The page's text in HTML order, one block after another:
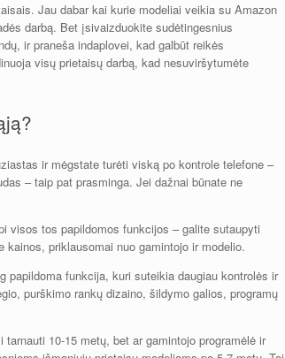
Jau dabar kai kurie modeliai veikia su Amazon
darbą. Bet įsivaizduokite sudėtingesnius
ir praneša indaplovei, kad galbūt reikės
visų prietaisų darbą, kad nesuviršytumėte
ir mėgstate turėti viską po kontrole telefone –
– taip pat prasminga. Jei dažnai būnate ne
visos tos papildomos funkcijos – galite sutaupyti
priklausomai nuo gamintojo ir modelio.
papildoma funkcija, kuri suteikia daugiau kontrolės ir
purškimo rankų dizaino, šildymo galios, programų
10-15 metų, bet ar gamintojo programėlė ir